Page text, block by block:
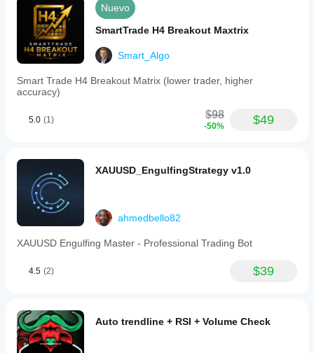
Nuevo
SmartTrade H4 Breakout Maxtrix
Smart_Algo
Smart Trade H4 Breakout Matrix (lower trader, higher
accuracy)
5.0 (1) $98
-50% $49
XAUUSD_EngulfingStrategy v1.0
ahmedbello82
XAUUSD Engulfing Master - Professional Trading Bot
4.5 (2) $39
Auto trendline + RSI + Volume Check